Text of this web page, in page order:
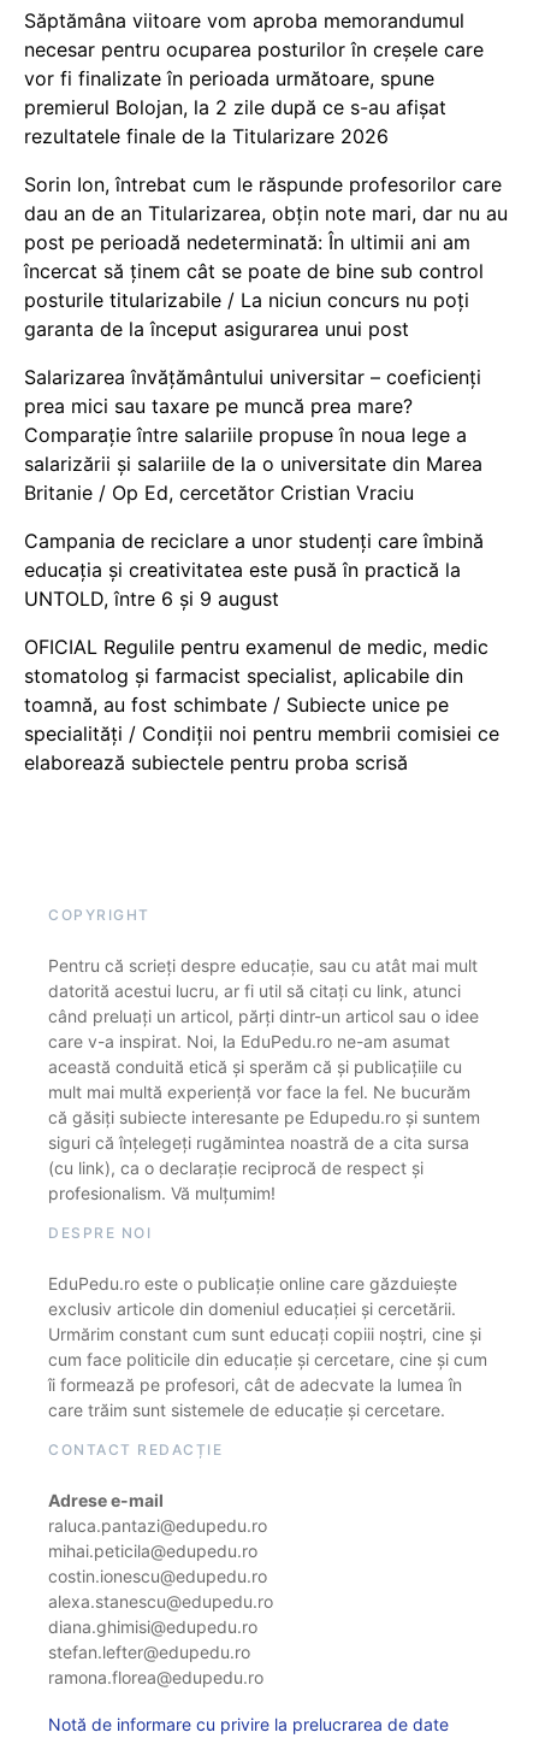
Săptămâna viitoare vom aproba memorandumul
necesar pentru ocuparea posturilor în creșele care
vor fi finalizate în perioada următoare, spune
premierul Bolojan, la 2 zile după ce s-au afișat
rezultatele finale de la Titularizare 2026
Sorin Ion, întrebat cum le răspunde profesorilor care
dau an de an Titularizarea, obțin note mari, dar nu au
post pe perioadă nedeterminată: În ultimii ani am
încercat să ținem cât se poate de bine sub control
posturile titularizabile / La niciun concurs nu poți
garanta de la început asigurarea unui post
Salarizarea învățământului universitar – coeficienți
prea mici sau taxare pe muncă prea mare?
Comparație între salariile propuse în noua lege a
salarizării și salariile de la o universitate din Marea
Britanie / Op Ed, cercetător Cristian Vraciu
Campania de reciclare a unor studenți care îmbină
educația și creativitatea este pusă în practică la
UNTOLD, între 6 și 9 august
OFICIAL Regulile pentru examenul de medic, medic
stomatolog și farmacist specialist, aplicabile din
toamnă, au fost schimbate / Subiecte unice pe
specialități / Condiții noi pentru membrii comisiei ce
elaborează subiectele pentru proba scrisă
COPYRIGHT
Pentru că scrieți despre educație, sau cu atât mai mult
datorită acestui lucru, ar fi util să citați cu link, atunci
când preluați un articol, părți dintr-un articol sau o idee
care v-a inspirat. Noi, la EduPedu.ro ne-am asumat
această conduită etică și sperăm că și publicațiile cu
mult mai multă experiență vor face la fel. Ne bucurăm
că găsiți subiecte interesante pe Edupedu.ro și suntem
siguri că înțelegeți rugămintea noastră de a cita sursa
(cu link), ca o declarație reciprocă de respect și
profesionalism. Vă mulțumim!
DESPRE NOI
EduPedu.ro este o publicație online care găzduiește
exclusiv articole din domeniul educației și cercetării.
Urmărim constant cum sunt educați copiii noștri, cine și
cum face politicile din educație și cercetare, cine și cum
îi formează pe profesori, cât de adecvate la lumea în
care trăim sunt sistemele de educație și cercetare.
CONTACT REDACȚIE
Adrese e-mail
raluca.pantazi@edupedu.ro
mihai.peticila@edupedu.ro
costin.ionescu@edupedu.ro
alexa.stanescu@edupedu.ro
diana.ghimisi@edupedu.ro
stefan.lefter@edupedu.ro
ramona.florea@edupedu.ro
Notă de informare cu privire la prelucrarea de date